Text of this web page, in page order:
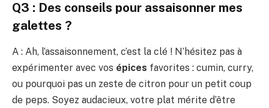
Q3 : Des conseils pour assaisonner mes
galettes ?
A : Ah, l’assaisonnement, c’est la clé ! N’hésitez pas à
expérimenter avec vos épices favorites : cumin, curry,
ou pourquoi pas un zeste de citron pour un petit coup
de peps. Soyez audacieux, votre plat mérite d’être